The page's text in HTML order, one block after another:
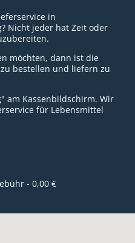
in
Nicht jeder hat Zeit oder
möchten, dann ist die
bestellen und liefern zu
am Kassenbildschirm. Wir
für Lebensmittel
- 0,00 €